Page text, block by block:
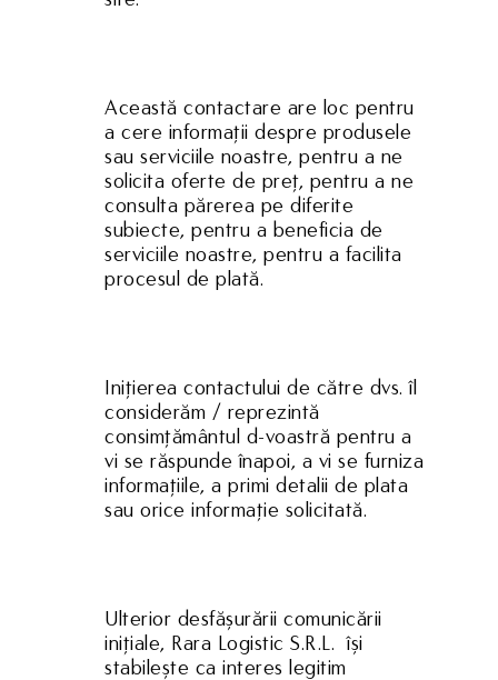
Această contactare are loc pentru
a cere informații despre produsele
sau serviciile noastre, pentru a ne
solicita oferte de preț, pentru a ne
consulta părerea pe diferite
subiecte, pentru a beneficia de
serviciile noastre, pentru a facilita
procesul de plată.
Inițierea contactului de către dvs. îl
considerăm / reprezintă
consimțământul d-voastră pentru a
vi se răspunde înapoi, a vi se furniza
informațiile, a primi detalii de plata
sau orice informație solicitată.
Ulterior desfășurării comunicării
inițiale, Rara Logistic S.R.L. își
stabilește ca interes legitim